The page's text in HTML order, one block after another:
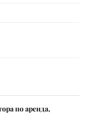
по аренда,